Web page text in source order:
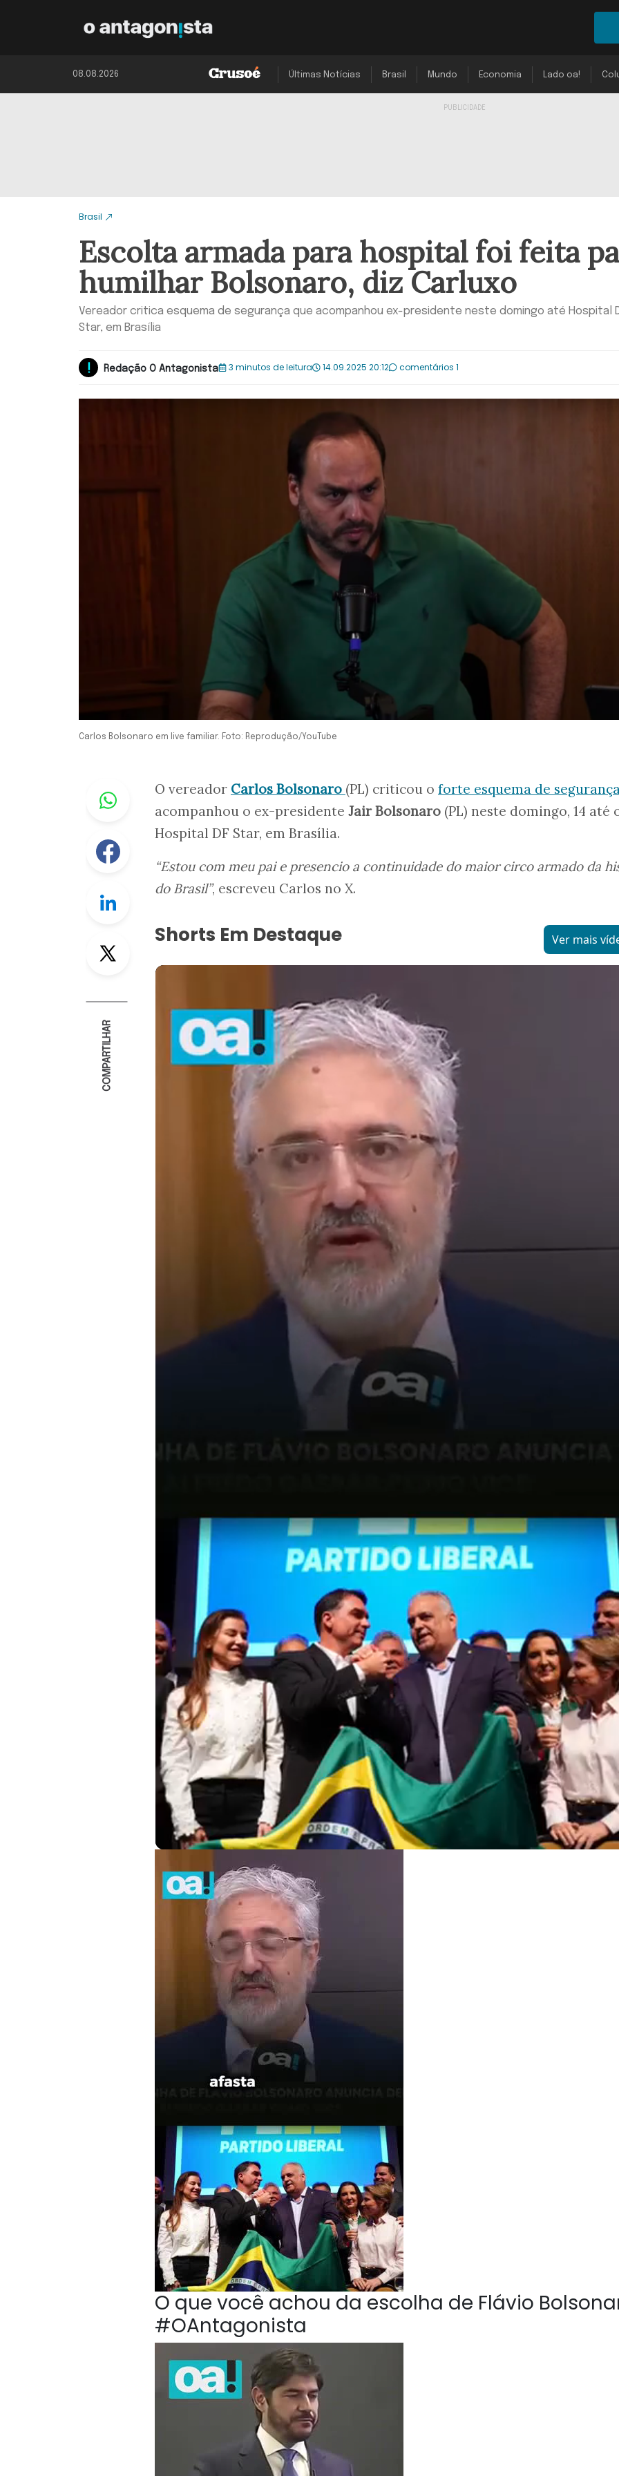
08.08.2026 Últimas Notícias Brasil Mundo Economia Lado oa!
Brasil
Escolta armada para hospital foi feita
humilhar Bolsonaro, diz Carluxo
Vereador critica esquema de segurança que acompanhou ex-presidente neste domingo até Hospital
Star, em Brasília
Redação O Antagonista 3 minutos de leitura 14.09.2025 20:12 comentários 1
Carlos Bolsonaro em live familiar. Foto: Reprodução/YouTube
Whastapp
Facebook
Linkedin
Twitter
COMPARTILHAR
O vereador Carlos Bolsonaro (PL) criticou o forte esquema de
acompanhou o ex-presidente Jair Bolsonaro (PL) neste domingo, 14 até
Hospital DF Star, em Brasília.
“Estou com meu pai e presencio a continuidade do maior circo armado da
do Brasil”, escreveu Carlos no X.
Shorts Em Destaque Ver mais
O que você achou da escolha de Flávio
#OAntagonista